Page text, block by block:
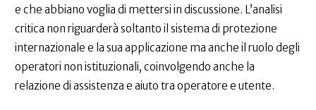
e che abbiano voglia di mettersi in discussione. L’analisi
critica non riguarderà soltanto il sistema di protezione
internazionale e la sua applicazione ma anche il ruolo degli
operatori non istituzionali, coinvolgendo anche la
relazione di assistenza e aiuto tra operatore e utente.